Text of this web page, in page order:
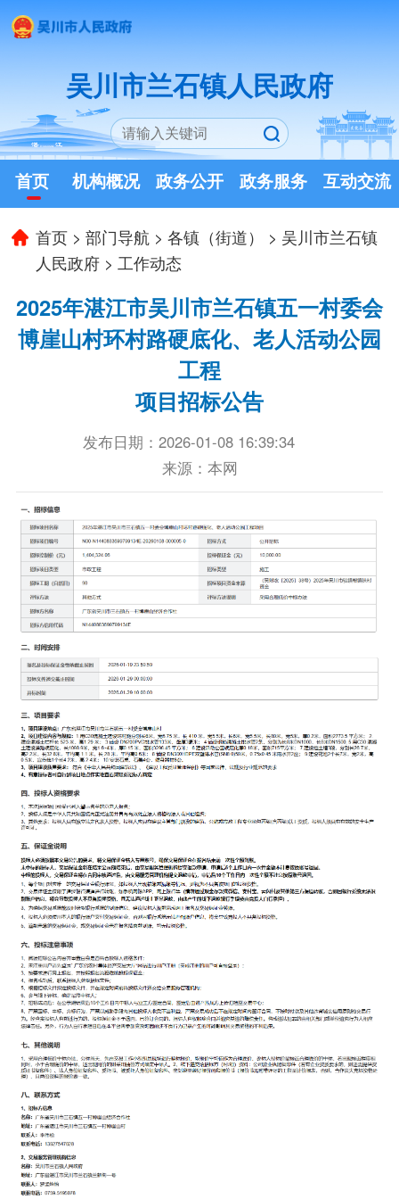
吴川市兰石镇人民政府
首页 机构概况 政务公开 政务服务 互动交流
首页 >部门导航 >各镇（街道） > 吴川市兰石镇
人民政府 > 工作动态
2025年湛江市吴川市兰石镇五一村委会
博崖山村环村路硬底化、老人活动公园
工程
项目招标公告
发布日期：2026-01-08 16:39:34
来源：本网